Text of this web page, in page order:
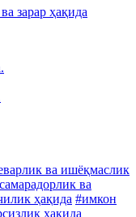
зарар ҳақида
ва ишёқмаслик
ва
ҳақида #имкон
ҳақида